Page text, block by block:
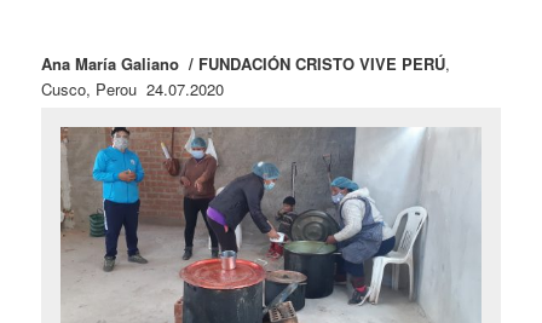
Ana María Galiano / FUNDACIÓN CRISTO VIVE PERÚ,
Cusco, Perou 24.07.2020